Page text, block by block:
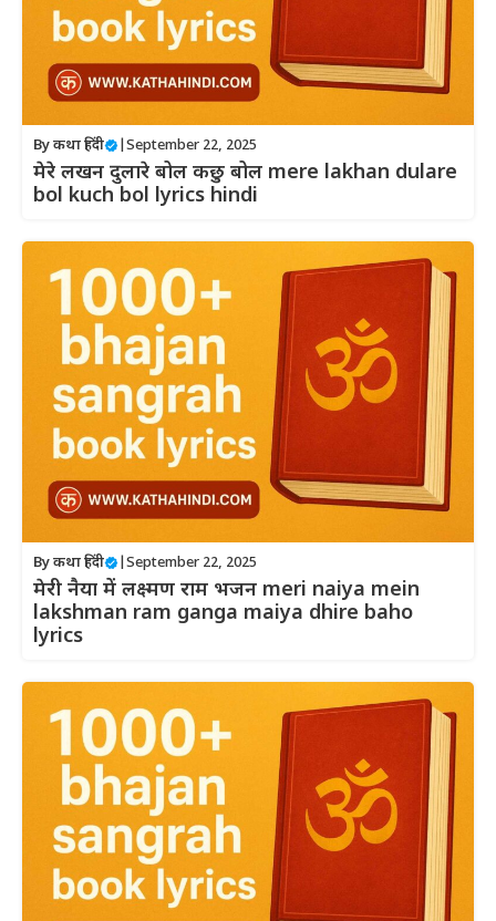
Byकथा हिंदी September 22, 2025
मेरे लखन दुलारे बोल कछु बोल mere lakhan dulare
bol kuch bol lyrics hindi
Byकथा हिंदी September 22, 2025
मेरी नैया में लक्ष्मण राम भजन meri naiya mein
lakshman ram ganga maiya dhire baho
lyrics